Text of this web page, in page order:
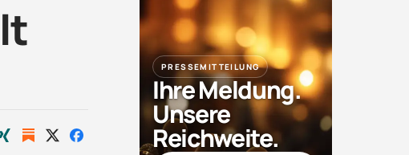
Auf Auf Auf
PRESSEMITTEILUNG
Ihre Meldung.
Unsere
Reichweite.